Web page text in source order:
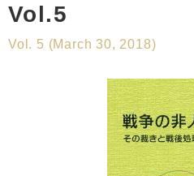
Vol.5
Vol. 5 (March 30, 2018)